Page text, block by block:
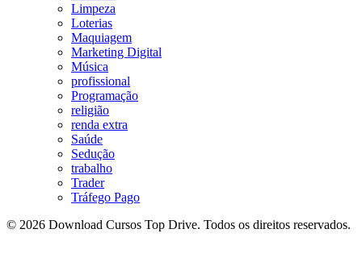
Limpeza
Loterias
Maquiagem
Marketing Digital
Música
profissional
Programação
religião
renda extra
Saúde
Sedução
trabalho
Trader
Tráfego Pago
© 2026 Download Cursos Top Drive. Todos os direitos reservados.